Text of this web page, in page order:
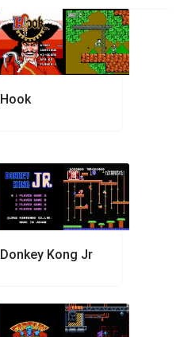
Hook
Donkey Kong Jr